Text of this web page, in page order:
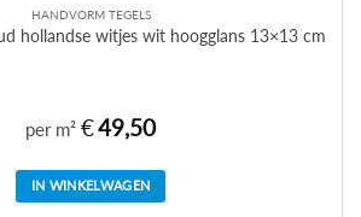
HANDVORM TEGELS
hollandse witjes wit hoogglans 13×13 cm
per m² €49,50
IN WINKELWAGEN